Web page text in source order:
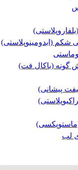
شکم (ابدومینوپلاستی)
گونه (باکال فت)
پیشانی)
لب